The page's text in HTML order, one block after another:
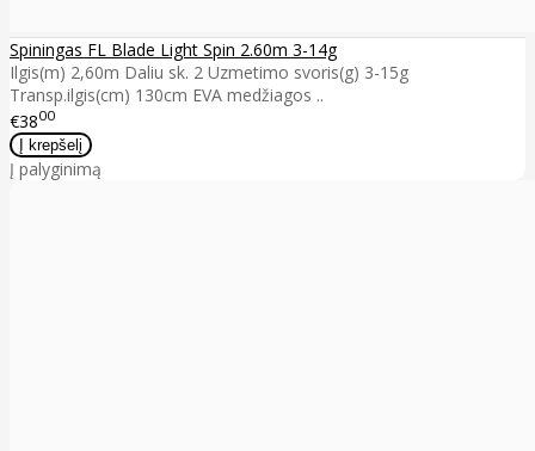
Spiningas FL Blade Light Spin 2.60m 3-14g
Ilgis(m) 2,60m Daliu sk. 2 Uzmetimo svoris(g) 3-15g
Transp.ilgis(cm) 130cm EVA medžiagos ..
€3800
Į palyginimą